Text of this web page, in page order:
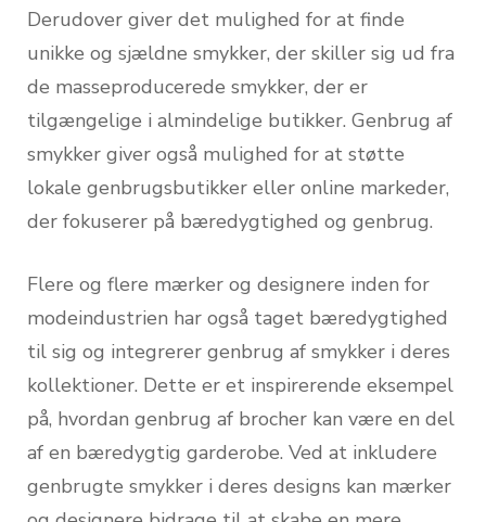
Derudover giver det mulighed for at finde
unikke og sjældne smykker, der skiller sig ud fra
de masseproducerede smykker, der er
tilgængelige i almindelige butikker. Genbrug af
smykker giver også mulighed for at støtte
lokale genbrugsbutikker eller online markeder,
der fokuserer på bæredygtighed og genbrug.
Flere og flere mærker og designere inden for
modeindustrien har også taget bæredygtighed
til sig og integrerer genbrug af smykker i deres
kollektioner. Dette er et inspirerende eksempel
på, hvordan genbrug af brocher kan være en del
af en bæredygtig garderobe. Ved at inkludere
genbrugte smykker i deres designs kan mærker